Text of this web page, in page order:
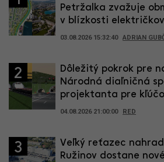
Petržalka zvažuje
v blízkosti
03.08.2026 15:32:40 ADRIAN
2
Dôležitý pokrok pre
Národná diaľničná
projektanta pre
04.08.2026 21:00:00 RED
3
Veľký reťazec
Ružinov dostane